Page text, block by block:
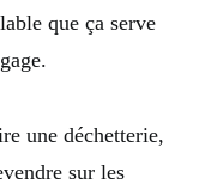
que ça serve
une déchetterie,
sur les